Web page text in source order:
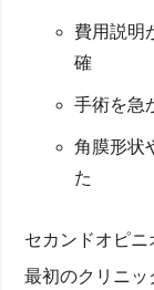
費用説明
確
手術を急
角膜形状
た
セカンドオピニ
最初のクリニ